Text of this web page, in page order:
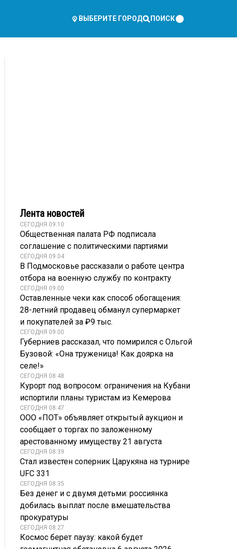
ВЫБЕРИТЕ ГОРОД ПОИСК
ВКС России
разрушили
ключевой мост в
Славянске
половина советов
ошибка
Лента новостей
СЕГОДНЯ 09:10
Общественная палата РФ подписала
соглашение с политическими партиями
СЕГОДНЯ 09:04
В Подмосковье рассказали о работе центра
отбора на военную службу по контракту
СЕГОДНЯ 09:00
Оставленные чеки как способ обогащения:
28-летний продавец обманул супермаркет
и покупателей за ₽9 тыс.
СЕГОДНЯ 09:00
Губерниев рассказал, что помирился с Ольгой
Бузовой: «Она труженица! Как доярка на
селе!»
СЕГОДНЯ 08:48
Курорт под вопросом: ограничения на Кубани
испортили планы туристам из Кемерова
СЕГОДНЯ 08:47
ООО «ПОТ» объявляет открытый аукцион и
сообщает о торгах по заложенному
арестованному имуществу 21 августа
СЕГОДНЯ 08:39
Стал известен соперник Царукяна на турнире
UFC 331
СЕГОДНЯ 08:35
Без денег и с двумя детьми: россиянка
добилась выплат после вмешательства
прокуратуры
СЕГОДНЯ 08:27
Космос берет паузу: какой будет